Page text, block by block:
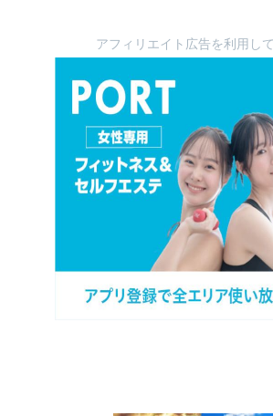
アフィリエイト広告を利用し